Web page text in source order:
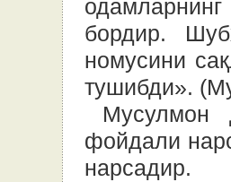
бордир.
номусини
тушибди».
Мусулмон
фойдали
нарсадир.